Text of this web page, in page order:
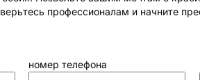
профессионалам и начните
номер телефона